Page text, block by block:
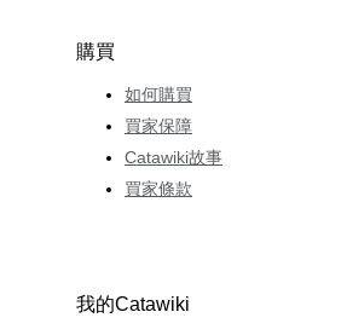
購買
如何購買
買家保障
Catawiki故事
買家條款
我的Catawiki